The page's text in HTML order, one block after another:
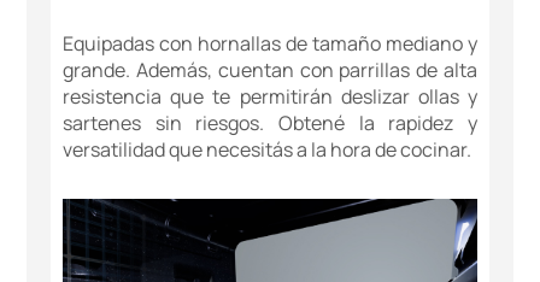
Equipadas con hornallas de tamaño mediano y
grande. Además, cuentan con parrillas de alta
resistencia que te permitirán deslizar ollas y
sartenes sin riesgos. Obtené la rapidez y
versatilidad que necesitás a la hora de cocinar.